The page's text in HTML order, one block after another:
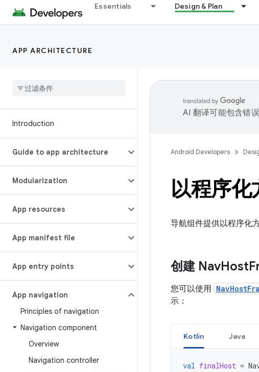
Essentials Design & Plan
APP ARCHITECTURE
Introduction
Guide to app architecture
Modularization
App resources
App manifest file
App entry points
App navigation
Principles of navigation
Navigation component
Overview
Navigation controller
AI 翻译可能包含错误
Android Developers
以程序
导航组件提供以程序化
创建 NavHost
您可以使用
示：
Kotlin Java
val finalHost =